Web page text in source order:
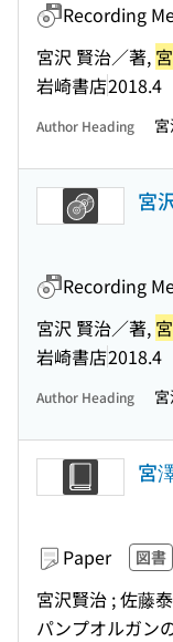
Recording
宮沢 賢治／著,
岩崎書店2018.4
Author Heading
宮
Recording
宮沢 賢治／著,
岩崎書店2018.4
Author Heading
宮
Paper 図書
宮沢賢治 ; 佐藤
パンプオルガン